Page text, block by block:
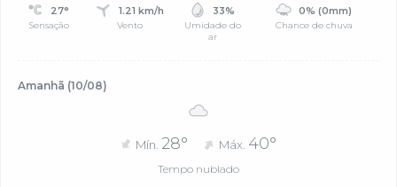
27°
Sensação
1.21 km/h
Vento
33%
Umidade do
ar
0% (0mm)
Chance de chuva
Amanhã (10/08)
Mín. 28° Máx. 40°
Tempo nublado